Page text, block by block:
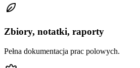
Zbiory, notatki, raporty
Pełna dokumentacja prac polowych.